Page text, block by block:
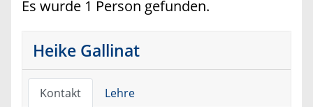
Es wurde 1 Person gefunden.
Heike Gallinat
Kontakt Lehre